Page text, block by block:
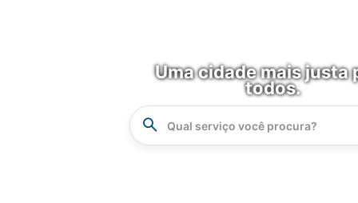
Uma cidade mais justa
todos.